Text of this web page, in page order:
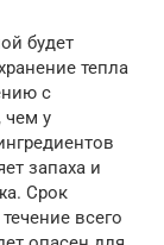
будет
тепла
с
чем у
запаха и
Срок
всего